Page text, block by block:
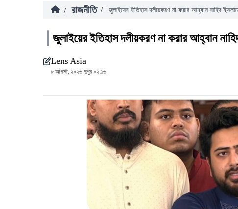
/ রাজনীতি / জুলাইয়ের ইতিহাস দলীয়করণ না করার আহ্বান নাহিদ
জুলাইয়ের ইতিহাস দলীয়করণ না করার আহ্বান
Lens Asia
৮ আগস্ট, ২০২৬ দুপুর ০২:১৬